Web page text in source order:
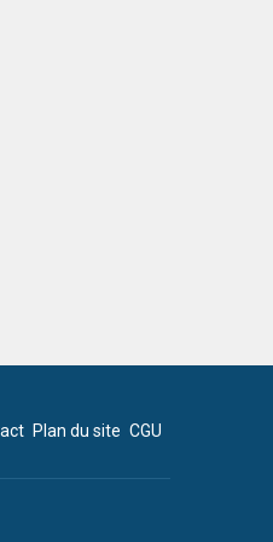
Plan du site CGU